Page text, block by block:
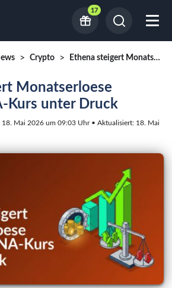
17
Crypto Ethena steigert Monatserloese deutlich, ENA-Kurs unter Druck
Monatserloese
Kurs unter Druck
18. Mai 2026 um 09:03 Uhr • Aktualisiert: 18. Mai